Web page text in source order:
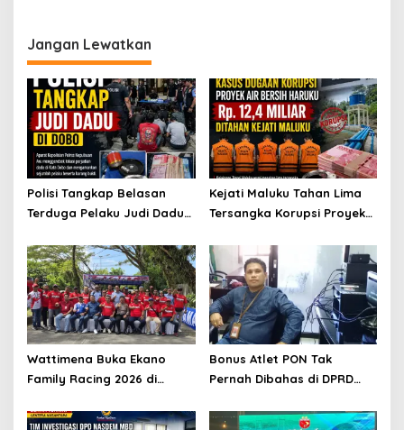
Jangan Lewatkan
Polisi Tangkap Belasan
Terduga Pelaku Judi Dadu
Setoran Rp5 Juta dan
Selisih Barang Bukti
Kejati Maluku Tahan Lima
Tersangka Korupsi Proyek
Miliar
Wattimena Buka Ekano
Family Racing 2026 di
Bonus Atlet PON Tak
Pernah Dibahas di DPRD